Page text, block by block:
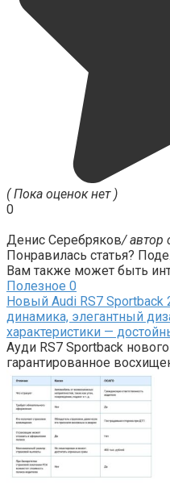
( Пока оценок нет )
0
Денис Серебряков/ автор
Понравилась статья?
Вам также может быть
Полезное 0
Новый Audi RS7
динамика, элегантный
характеристики —
Ауди RS7 Sportback
гарантированное